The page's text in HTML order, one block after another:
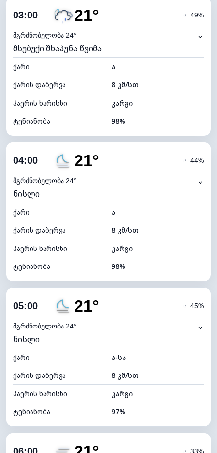
ღრუბლიანობა
ნამის წერტილი
ხილვადობა
განათების ინდექსი 0 (ბნელი)
ღრუბლის სიმაღლე 7200 მ
03:00 21°
მგრძნობელობა 24°
◔ 49%
⌄
მსუბუქი შხაპუნა წვიმა
ქარი
ა
ქარის დაბერვა
8 კმ/სთ
ჰაერის ხარისხი
კარგი
ტენიანობა
98%
ღრუბლიანობა
ნამის წერტილი
ხილვადობა
განათების ინდექსი 0 (ბნელი)
ღრუბლის სიმაღლე 6560 მ
04:00 21°
მგრძნობელობა 24°
◔ 44%
⌄
ნისლი
ქარი
ა
ქარის დაბერვა
8 კმ/სთ
ჰაერის ხარისხი
კარგი
ტენიანობა
98%
ღრუბლიანობა
ნამის წერტილი
ხილვადობა
განათების ინდექსი 0 (ბნელი)
ღრუბლის სიმაღლე 4000 მ
05:00 21°
მგრძნობელობა 24°
◔ 45%
⌄
ნისლი
ქარი
ა-სა
ქარის დაბერვა
8 კმ/სთ
ჰაერის ხარისხი
კარგი
ტენიანობა
97%
ღრუბლიანობა
◔ 33%